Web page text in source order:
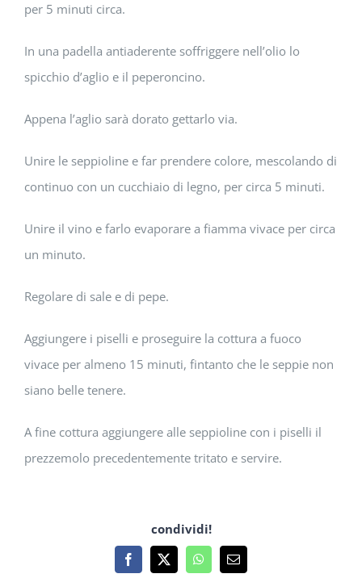
per 5 minuti circa.
In una padella antiaderente soffriggere nell’olio lo
spicchio d’aglio e il peperoncino.
Appena l’aglio sarà dorato gettarlo via.
Unire le seppioline e far prendere colore, mescolando di
continuo con un cucchiaio di legno, per circa 5 minuti.
Unire il vino e farlo evaporare a fiamma vivace per circa
un minuto.
Regolare di sale e di pepe.
Aggiungere i piselli e proseguire la cottura a fuoco
vivace per almeno 15 minuti, fintanto che le seppie non
siano belle tenere.
A fine cottura aggiungere alle seppioline con i piselli il
prezzemolo precedentemente tritato e servire.
condividi!
Facebook
X WhatsApp
Email